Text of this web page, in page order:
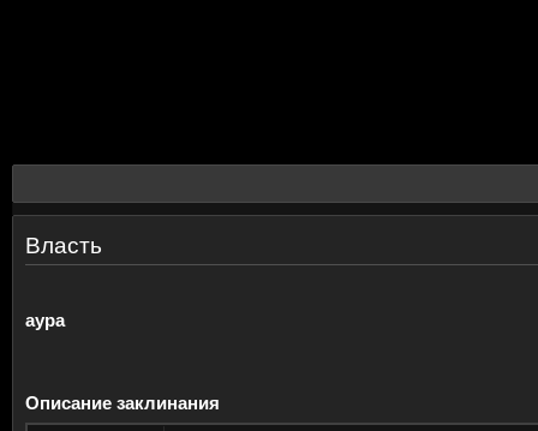
Власть
аура
Описание заклинания